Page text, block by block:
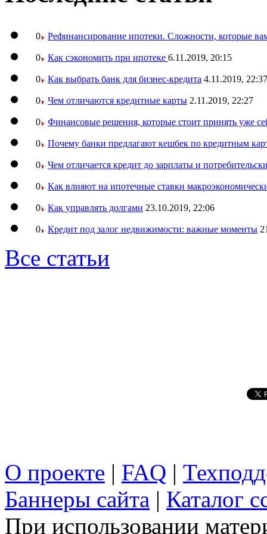
0 Рефинансирование ипотеки. Сложности, которые
0 Как сэкономить при ипотеке 6.11.2019, 20:15
0 Как выбрать банк для бизнес-кредита 4.11.2019, 22:37
0 Чем отличаются кредитные карты 2.11.2019, 22:27
0 Финансовые решения, которые стоит принять уже
0 Почему банки предлагают кешбек по кредитным
0 Чем отличается кредит до зарплаты и
0 Как влияют на ипотечные ставки
0 Как управлять долгами 23.10.2019, 22:06
0 Кредит под залог недвижимости: важные моменты
Все статьи
О проекте | FAQ |
Баннеры сайта | Каталог
При использовании